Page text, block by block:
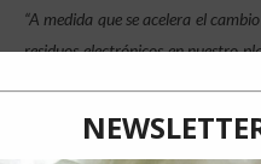
“A medida que se acelera el
residuos electrónicos en nuestro
Power Tag es un dispositivo
Incluyendo seguimiento de
posibilidades que abrirá en el